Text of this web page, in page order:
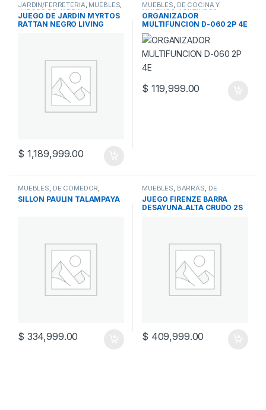
JARDIN/FERRETERIA, MUEBLES,
JUEGOS DE JARDIN
JUEGO DE JARDIN MYRTOS
RATTAN NEGRO LIVING
$ 1,189,999.00
MUEBLES, DE COCINA Y
MULTIUSO,MULTIUSOS
ORGANIZADOR
MULTIFUNCION D-060 2P 4E
$ 119,999.00
MUEBLES, DE COMEDOR,
SILLAS Y BANQUETAS
SILLON PAULIN TALAMPAYA
$ 334,999.00
MUEBLES, BARRAS, DE
COMEDOR
JUEGO FIRENZE BARRA
DESAYUNA.ALTA CRUDO 2S
$ 409,999.00